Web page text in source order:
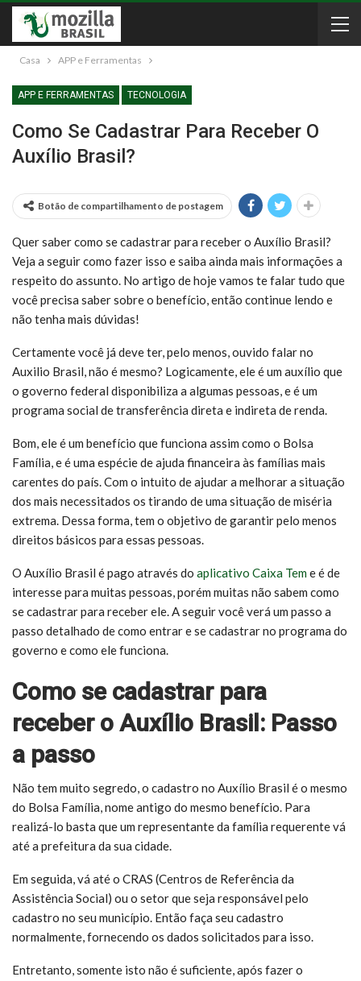
Casa APP e Ferramentas
APP E FERRAMENTAS TECNOLOGIA
Como Se Cadastrar Para Receber O
Auxílio Brasil?
Botão de compartilhamento de postagem
Quer saber como se cadastrar para receber o Auxílio Brasil?
Veja a seguir como fazer isso e saiba ainda mais informações a
respeito do assunto. No artigo de hoje vamos te falar tudo que
você precisa saber sobre o benefício, então continue lendo e
não tenha mais dúvidas!
Certamente você já deve ter, pelo menos, ouvido falar no
Auxilio Brasil, não é mesmo? Logicamente, ele é um auxílio que
o governo federal disponibiliza a algumas pessoas, e é um
programa social de transferência direta e indireta de renda.
Bom, ele é um benefício que funciona assim como o Bolsa
Família, e é uma espécie de ajuda financeira às famílias mais
carentes do país. Com o intuito de ajudar a melhorar a situação
dos mais necessitados os tirando de uma situação de miséria
extrema. Dessa forma, tem o objetivo de garantir pelo menos
direitos básicos para essas pessoas.
O Auxílio Brasil é pago através do aplicativo Caixa Tem e é de
interesse para muitas pessoas, porém muitas não sabem como
se cadastrar para receber ele. A seguir você verá um passo a
passo detalhado de como entrar e se cadastrar no programa do
governo e como ele funciona.
Como se cadastrar para
receber o Auxílio Brasil: Passo
a passo
Não tem muito segredo, o cadastro no Auxílio Brasil é o mesmo
do Bolsa Família, nome antigo do mesmo benefício. Para
realizá-lo basta que um representante da família requerente vá
até a prefeitura da sua cidade.
Em seguida, vá até o CRAS (Centros de Referência da
Assistência Social) ou o setor que seja responsável pelo
cadastro no seu município. Então faça seu cadastro
normalmente, fornecendo os dados solicitados para isso.
Entretanto, somente isto não é suficiente, após fazer o